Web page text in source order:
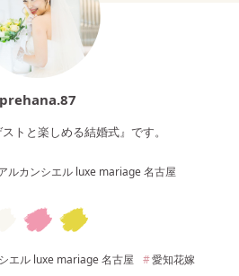
prehana.87
トと楽しめる結婚式』です。
ルカンシエル luxe mariage 名古屋
エル luxe mariage 名古屋 愛知花嫁